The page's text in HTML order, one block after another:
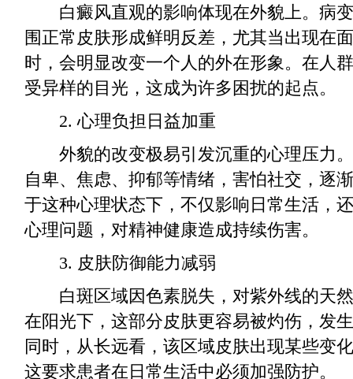
白癜风直观的影响体现在外貌上。病变
围正常皮肤形成鲜明反差，尤其当出现在
时，会明显改变一个人的外在形象。在人
受异样的目光，这成为许多困扰的起点。
2. 心理负担日益加重
外貌的改变极易引发沉重的心理压力。
自卑、焦虑、抑郁等情绪，害怕社交，逐
于这种心理状态下，不仅影响日常生活，
心理问题，对精神健康造成持续伤害。
3. 皮肤防御能力减弱
白斑区域因色素脱失，对紫外线的天然
在阳光下，这部分皮肤更容易被灼伤，发
同时，从长远看，该区域皮肤出现某些变
这要求患者在日常生活中必须加强防护。